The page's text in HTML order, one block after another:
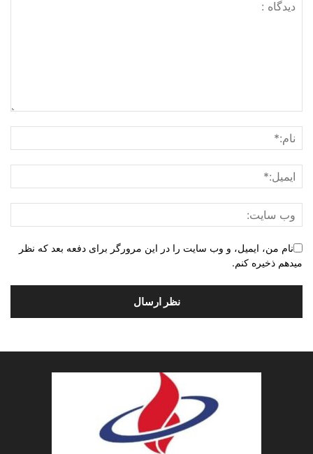
نام من، ایمیل، و وب سایت را در این مرورگر برای دفعه بعد که نظر
میدهم ذخیره کنم.